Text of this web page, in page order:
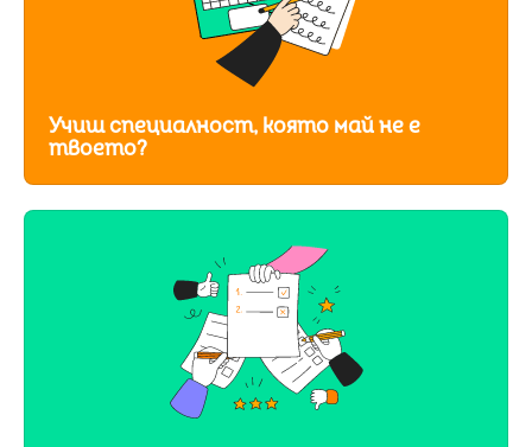
Учиш специалност, която май не е
твоето?